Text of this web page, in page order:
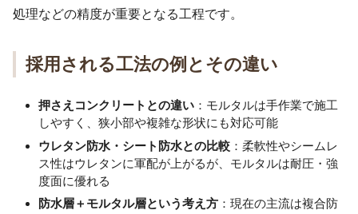
処理などの精度が重要となる工程です。
採用される工法の例とその違い
押さえコンクリートとの違い ：モルタルは手作業で施工
しやすく、狭小部や複雑な形状にも対応可能
ウレタン防水・シート防水との比較 ：柔軟性やシームレ
ス性はウレタンに軍配が上がるが、モルタルは耐圧・強
度面に優れる
防水層＋モルタル層という考え方 ：現在の主流は複合防